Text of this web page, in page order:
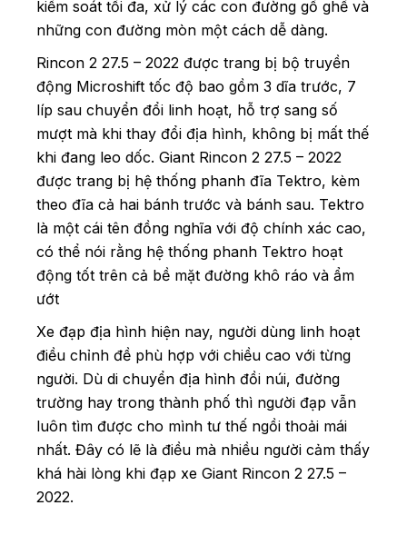
kiểm soát tối đa, xử lý các con đường gồ ghề và
những con đường mòn một cách dễ dàng.
Rincon 2 27.5 – 2022 được trang bị bộ truyền
động Microshift tốc độ bao gồm 3 dĩa trước, 7
líp sau chuyển đổi linh hoạt, hỗ trợ sang số
mượt mà khi thay đổi địa hình, không bị mất thế
khi đang leo dốc. Giant Rincon 2 27.5 – 2022
được trang bị hệ thống phanh đĩa Tektro, kèm
theo đĩa cả hai bánh trước và bánh sau. Tektro
là một cái tên đồng nghĩa với độ chính xác cao,
có thể nói rằng hệ thống phanh Tektro hoạt
động tốt trên cả bề mặt đường khô ráo và ẩm
ướt
Xe đạp địa hình hiện nay, người dùng linh hoạt
điều chỉnh đề phù hợp với chiều cao với từng
người. Dù di chuyển địa hình đồi núi, đường
trường hay trong thành phố thì người đạp vẫn
luôn tìm được cho mình tư thế ngồi thoải mái
nhất. Đây có lẽ là điều mà nhiều người cảm thấy
khá hài lòng khi đạp xe Giant Rincon 2 27.5 –
2022.